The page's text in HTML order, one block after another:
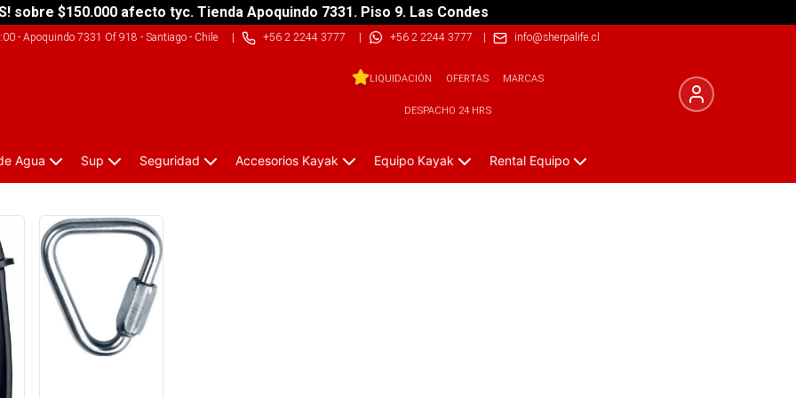
sobre $150.000 afecto tyc. Tienda Apoquindo 7331. Piso 9. Las Condes
- Apoquindo 7331 Of 918 - Santiago - Chile| +56 2 2244 3777 | +56 2 2244 3777 | info@sherpalife.cl
LIQUIDACIÓN OFERTAS MARCAS
DESPACHO 24 HRS
Agua Sup Seguridad Accesorios Kayak Equipo Kayak Rental Equipo